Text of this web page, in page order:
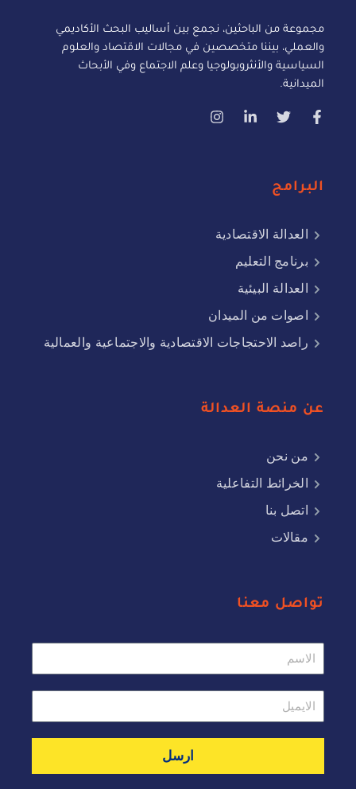
مجموعة من الباحثين، نجمع بين أساليب البحث الأكاديمي
والعملي، بيننا متخصصين في مجالات الاقتصاد والعلوم
السياسية والأنثروبولوجيا وعلم الاجتماع وفي الأبحاث
الميدانية.
البرامج
العدالة الاقتصادية
برنامج التعليم
العدالة البيئية
اصوات من الميدان
راصد الاحتجاجات الاقتصادية والاجتماعية والعمالية
عن منصة العدالة
من نحن
الخرائط التفاعلية
اتصل بنا
مقالات
تواصل معنا
ارسل